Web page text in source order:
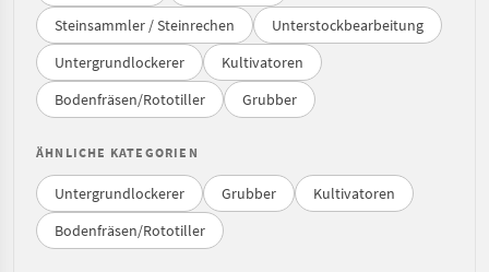
Steinsammler / Steinrechen
Unterstockbearbeitung
Untergrundlockerer
Kultivatoren
Bodenfräsen/Rototiller
Grubber
ÄHNLICHE KATEGORIEN
Untergrundlockerer Grubber
Kultivatoren
Bodenfräsen/Rototiller